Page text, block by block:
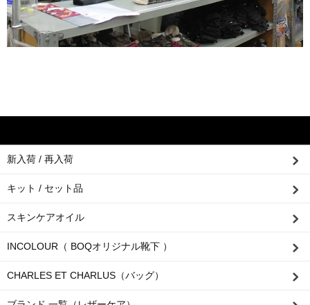
新入荷 / 再入荷
キット / セット品
スキンケアオイル
INCOLOUR（ BOQオリジナル靴下 ）
CHARLES ET CHARLUS（バッグ）